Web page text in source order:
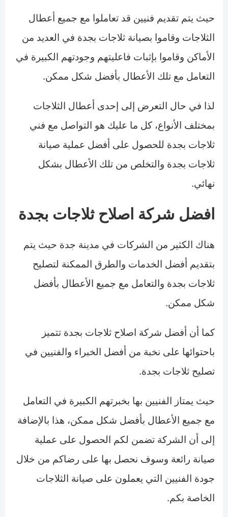
حيث يتم تقديم فنيين قد تعاملوا مع جميع أعطال
الثلاجات وقاموا بصيانة ثلاجات بجدة في العديد من
الأماكن وقاموا بإثبات فاعليتهم وجودتهم الكبيرة في
التعامل مع تلك الأعطال بأفضل شكل ممكن.
لذا في حال التعرض إلى إحدى أعطال الثلاجات
بمختلف الأنواع، كل ما عليك هو التواصل مع فني
ثلاجات بجدة للحصول على أفضل عملية صيانة
ثلاجات بجدة والتخلص من تلك الأعطال بشكل
نهائي.
افضل شركة اصلاح ثلاجات بجدة
هناك الكثير من الشركات في مدينة جدة حيث يتم
بتقديم أفضل الخدمات والطرق الممكنة لتصليح
ثلاجات بجدة والتعامل مع جميع الأعطال بأفضل
شكل ممكن.
كما أن أفضل شركة اصلاح ثلاجات بجدة تتميز
باحتوائها على نخبة من أفضل الخبراء والفنيين في
تصليح ثلاجات بجدة.
حيث يمتاز الفنيين بها بخبرتهم الكبيرة في التعامل
مع جميع الأعطال بأفضل شكل ممكن، هذا بالإضافة
إلى أن الشركة تضمن لكم الحصول على عملية
صيانة رائعة وسوف نحصل بها على رضاكم من خلال
جودة الفنيين التي يعملون على صيانة الثلاجات
الخاصة بكم.